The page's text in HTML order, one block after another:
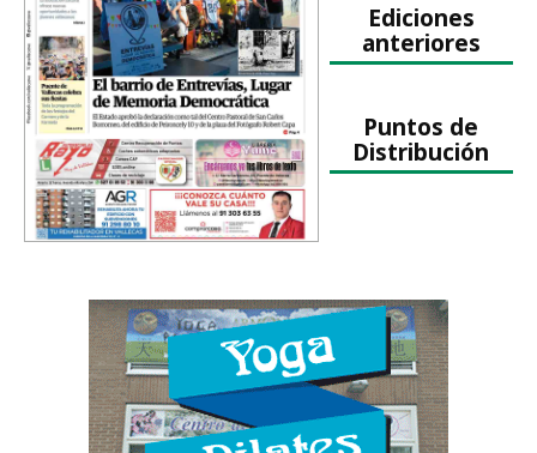
Ediciones
anteriores
Puntos de
Distribución